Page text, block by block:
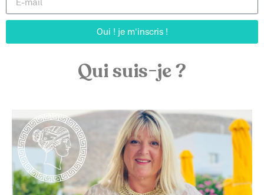
Oui ! je m'inscris !
Qui suis-je ?